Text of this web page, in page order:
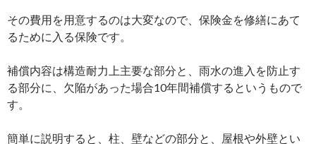
その費用を用意するのは大変なので、保険金を修繕にあて
るために入る保険です。
補償内容は構造耐力上主要な部分と、雨水の進入を防止す
る部分に、欠陥があった場合10年間補償するというもので
す。
簡単に説明すると、柱、壁などの部分と、屋根や外壁とい